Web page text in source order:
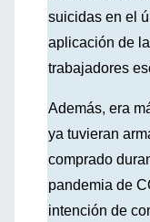
suicidas en el
aplicación de
trabajadores
Además, era
ya tuvieran
comprado
pandemia de
intención de